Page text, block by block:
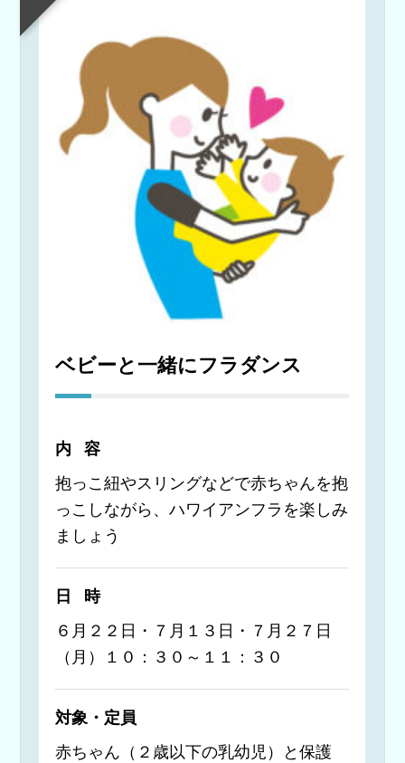
ベビーと一緒にフラダンス
内容
抱っこ紐やスリングなどで赤ちゃんを抱
っこしながら、ハワイアンフラを楽しみ
ましょう
日時
６月２２日・７月１３日・７月２７日
（月）１０：３０～１１：３０
対象・定員
赤ちゃん（２歳以下の乳幼児）と保護